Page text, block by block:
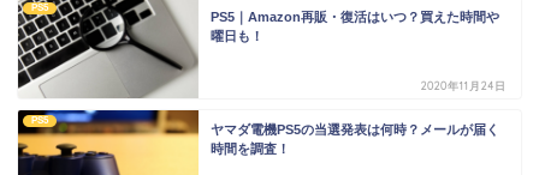
PS5
PS5｜Amazon再販・復活はいつ？買えた時間や
曜日も！
2020年11月24日
PS5
ヤマダ電機PS5の当選発表は何時？メールが届く
時間を調査！